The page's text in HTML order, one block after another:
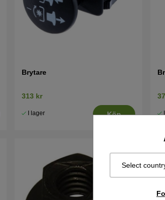
Select
Brytare
313 kr
I lager Köp